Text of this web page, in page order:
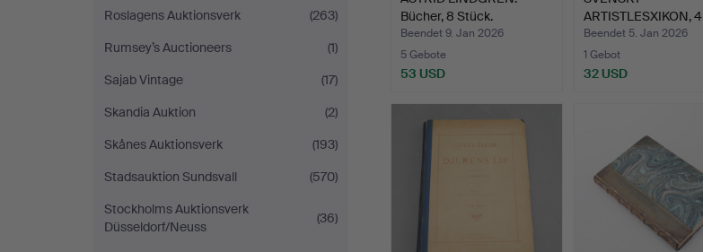
Roslagens Auktionsverk
(263)
Rumsey’s Auctioneers
(1)
Sajab Vintage
(17)
Skandia Auktion
(2)
Skånes Auktionsverk
(193)
Stadsauktion Sundsvall
(570)
Stockholms Auktionsverk
Düsseldorf/Neuss
(36)
Bücher, 8 Stück.
Beendet 9. Jan 2026
5 Gebote
53 USD
ARTISTLESXIKON, 4
Bands, Allhems V…
Beendet 5. Jan 2026
1 Gebot
32 USD